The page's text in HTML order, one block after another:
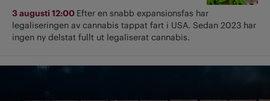
3 augusti 12:00 Efter en snabb expansionsfas har
legaliseringen av cannabis tappat fart i USA. Sedan 2023 har
ingen ny delstat fullt ut ­legaliserat cannabis.